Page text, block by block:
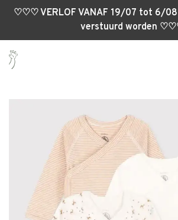
♡♡♡ VERLOF VANAF 19/07 tot 6/08
verstuurd worden